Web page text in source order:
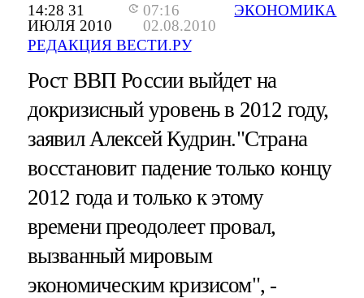
14:28 31
ИЮЛЯ 2010
07:16
02.08.2010
РЕДАКЦИЯ ВЕСТИ.РУ
ЭКОНОМИКА
Рост ВВП России выйдет на
докризисный уровень в 2012 году,
заявил Алексей Кудрин."Страна
восстановит падение только концу
2012 года и только к этому
времени преодолеет провал,
вызванный мировым
экономическим кризисом", -